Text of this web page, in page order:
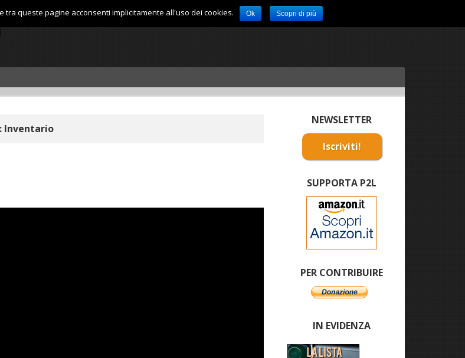
Inventario
NEWSLETTER
Iscriviti!
SUPPORTA P2L
PER CONTRIBUIRE
IN EVIDENZA
queste pagine acconsenti implicitamente all'uso dei cookies. Ok Scopri di più